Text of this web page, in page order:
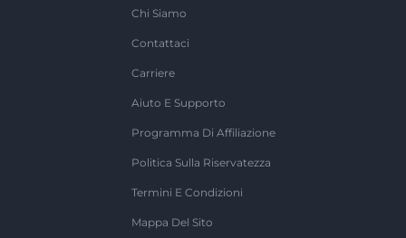
Chi Siamo
Contattaci
Carriere
Aiuto E Supporto
Programma Di Affiliazione
Politica Sulla Riservatezza
Termini E Condizioni
Mappa Del Sito